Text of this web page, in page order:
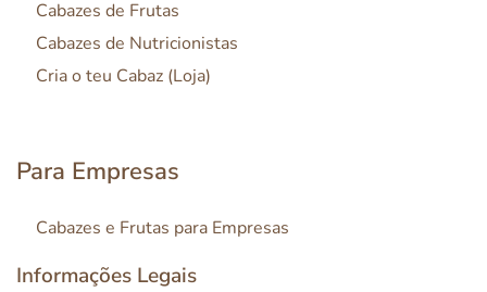
Cabazes de Frutas
Cabazes de Nutricionistas
Cria o teu Cabaz (Loja)
Para Empresas
Cabazes e Frutas para Empresas
Informações Legais